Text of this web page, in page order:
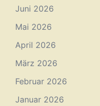
Juni 2026
Mai 2026
April 2026
März 2026
Februar 2026
Januar 2026